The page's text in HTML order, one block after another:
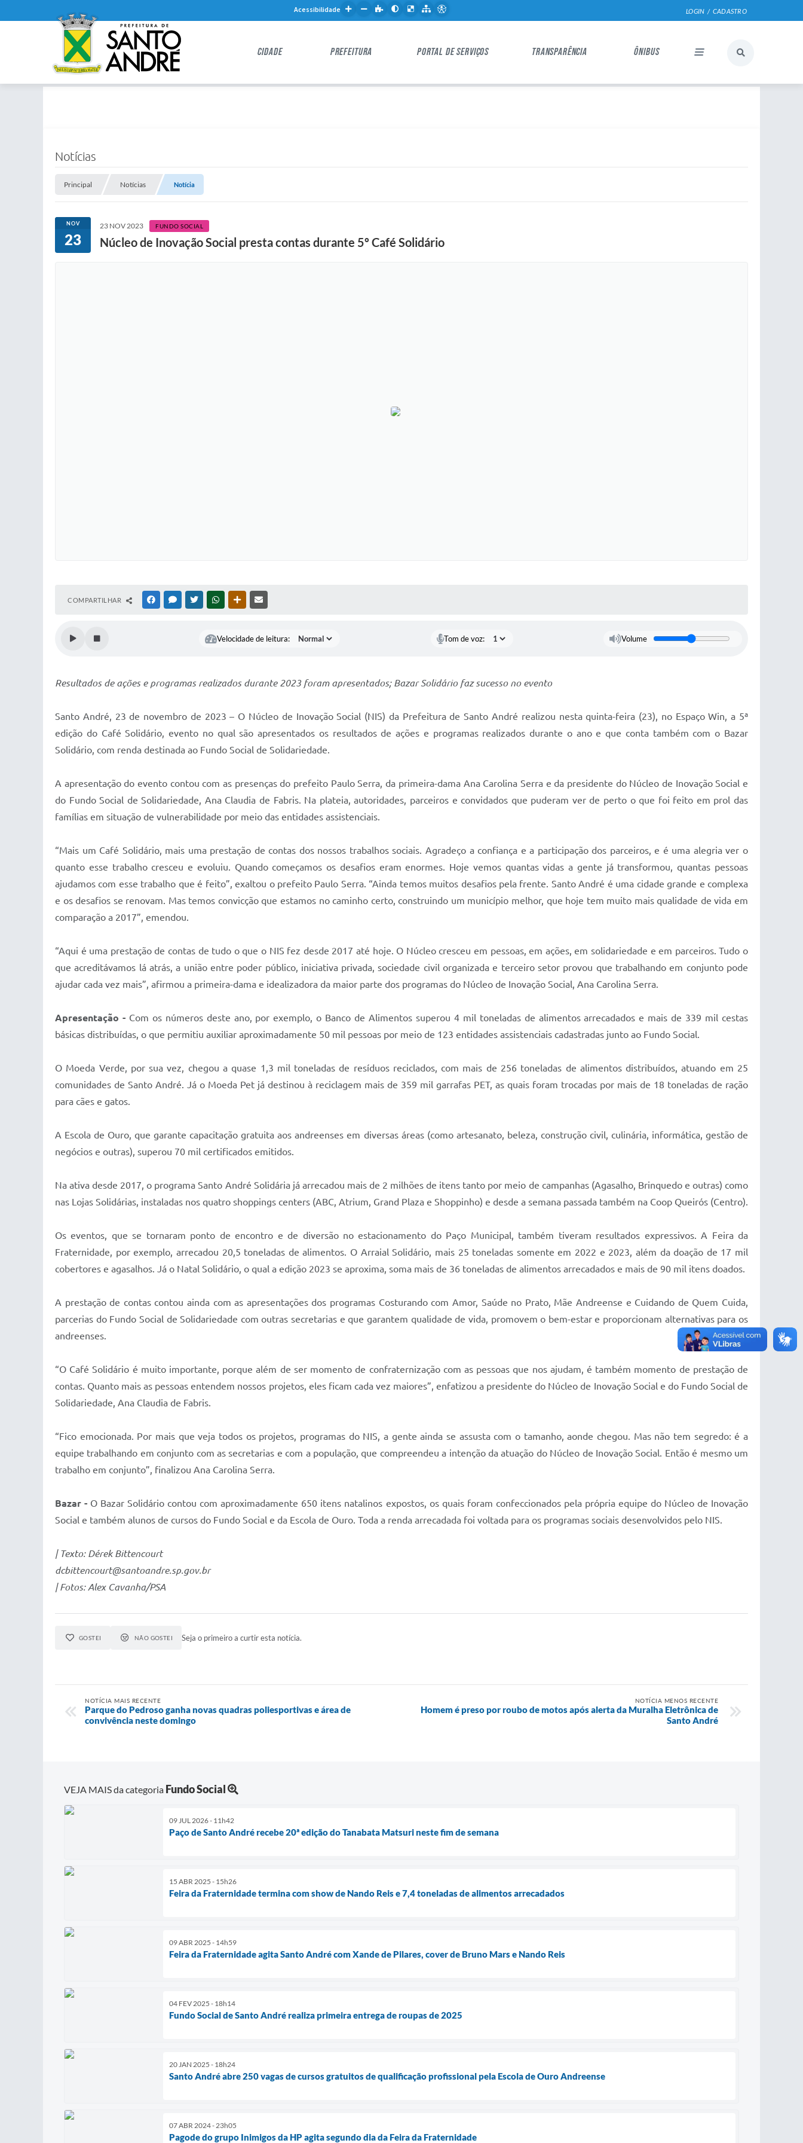
LOGIN / CADASTRO
Acessibilidade
CIDADE PREFEITURA PORTAL DE SERVIÇOS TRANSPARÊNCIA ÔNIBUS
Notícias
Principal Notícias Notícia
NOV
23
23 NOV 2023 FUNDO SOCIAL
Núcleo de Inovação Social presta contas durante 5º Café Solidário
COMPARTILHAR FACEBOOKMESSENGER
TWITTERWHATSAPPOUTRAS MÍDIAS
Velocidade de leitura: Tom de voz: Volume
Resultados de ações e programas realizados durante 2023 foram apresentados; Bazar Solidário faz sucesso no evento
Santo André, 23 de novembro de 2023 – O Núcleo de Inovação Social (NIS) da Prefeitura de Santo André realizou nesta quinta-feira (23), no Espaço Win, a 5ª
edição do Café Solidário, evento no qual são apresentados os resultados de ações e programas realizados durante o ano e que conta também com o Bazar
Solidário, com renda destinada ao Fundo Social de Solidariedade.
A apresentação do evento contou com as presenças do prefeito Paulo Serra, da primeira-dama Ana Carolina Serra e da presidente do Núcleo de Inovação Social e
do Fundo Social de Solidariedade, Ana Claudia de Fabris. Na plateia, autoridades, parceiros e convidados que puderam ver de perto o que foi feito em prol das
famílias em situação de vulnerabilidade por meio das entidades assistenciais.
“Mais um Café Solidário, mais uma prestação de contas dos nossos trabalhos sociais. Agradeço a confiança e a participação dos parceiros, e é uma alegria ver o
quanto esse trabalho cresceu e evoluiu. Quando começamos os desafios eram enormes. Hoje vemos quantas vidas a gente já transformou, quantas pessoas
ajudamos com esse trabalho que é feito”, exaltou o prefeito Paulo Serra. “Ainda temos muitos desafios pela frente. Santo André é uma cidade grande e complexa
e os desafios se renovam. Mas temos convicção que estamos no caminho certo, construindo um município melhor, que hoje tem muito mais qualidade de vida em
comparação a 2017”, emendou.
“Aqui é uma prestação de contas de tudo o que o NIS fez desde 2017 até hoje. O Núcleo cresceu em pessoas, em ações, em solidariedade e em parceiros. Tudo o
que acreditávamos lá atrás, a união entre poder público, iniciativa privada, sociedade civil organizada e terceiro setor provou que trabalhando em conjunto pode
ajudar cada vez mais”, afirmou a primeira-dama e idealizadora da maior parte dos programas do Núcleo de Inovação Social, Ana Carolina Serra.
Apresentação - Com os números deste ano, por exemplo, o Banco de Alimentos superou 4 mil toneladas de alimentos arrecadados e mais de 339 mil cestas
básicas distribuídas, o que permitiu auxiliar aproximadamente 50 mil pessoas por meio de 123 entidades assistenciais cadastradas junto ao Fundo Social.
O Moeda Verde, por sua vez, chegou a quase 1,3 mil toneladas de resíduos reciclados, com mais de 256 toneladas de alimentos distribuídos, atuando em 25
comunidades de Santo André. Já o Moeda Pet já destinou à reciclagem mais de 359 mil garrafas PET, as quais foram trocadas por mais de 18 toneladas de ração
para cães e gatos.
A Escola de Ouro, que garante capacitação gratuita aos andreenses em diversas áreas (como artesanato, beleza, construção civil, culinária, informática, gestão de
negócios e outras), superou 70 mil certificados emitidos.
Na ativa desde 2017, o programa Santo André Solidária já arrecadou mais de 2 milhões de itens tanto por meio de campanhas (Agasalho, Brinquedo e outras) como
nas Lojas Solidárias, instaladas nos quatro shoppings centers (ABC, Atrium, Grand Plaza e Shoppinho) e desde a semana passada também na Coop Queirós (Centro).
Os eventos, que se tornaram ponto de encontro e de diversão no estacionamento do Paço Municipal, também tiveram resultados expressivos. A Feira da
Fraternidade, por exemplo, arrecadou 20,5 toneladas de alimentos. O Arraial Solidário, mais 25 toneladas somente em 2022 e 2023, além da doação de 17 mil
cobertores e agasalhos. Já o Natal Solidário, o qual a edição 2023 se aproxima, soma mais de 36 toneladas de alimentos arrecadados e mais de 90 mil itens doados.
A prestação de contas contou ainda com as apresentações dos programas Costurando com Amor, Saúde no Prato, Mãe Andreense e Cuidando de Quem Cuida,
parcerias do Fundo Social de Solidariedade com outras secretarias e que garantem qualidade de vida, promovem o bem-estar e proporcionam alternativas para os
andreenses.
“O Café Solidário é muito importante, porque além de ser momento de confraternização com as pessoas que nos ajudam, é também momento de prestação de
contas. Quanto mais as pessoas entendem nossos projetos, eles ficam cada vez maiores”, enfatizou a presidente do Núcleo de Inovação Social e do Fundo Social de
Solidariedade, Ana Claudia de Fabris.
“Fico emocionada. Por mais que veja todos os projetos, programas do NIS, a gente ainda se assusta com o tamanho, aonde chegou. Mas não tem segredo: é a
equipe trabalhando em conjunto com as secretarias e com a população, que compreendeu a intenção da atuação do Núcleo de Inovação Social. Então é mesmo um
trabalho em conjunto”, finalizou Ana Carolina Serra.
Bazar - O Bazar Solidário contou com aproximadamente 650 itens natalinos expostos, os quais foram confeccionados pela própria equipe do Núcleo de Inovação
Social e também alunos de cursos do Fundo Social e da Escola de Ouro. Toda a renda arrecadada foi voltada para os programas sociais desenvolvidos pelo NIS.
| Texto: Dérek Bittencourt
dcbittencourt@santoandre.sp.gov.br
| Fotos: Alex Cavanha/PSA
GOSTEI NÃO GOSTEI Seja o primeiro a curtir esta notícia.
NOTÍCIA MAIS RECENTE
Parque do Pedroso ganha novas quadras poliesportivas e área de
convivência neste domingo
NOTÍCIA MENOS RECENTE
Homem é preso por roubo de motos após alerta da Muralha Eletrônica de
Santo André
VEJA MAIS da categoria Fundo Social
09 JUL 2026 - 11h42
Paço de Santo André recebe 20ª edição do Tanabata Matsuri neste fim de semana
15 ABR 2025 - 15h26
Feira da Fraternidade termina com show de Nando Reis e 7,4 toneladas de alimentos arrecadados
09 ABR 2025 - 14h59
Feira da Fraternidade agita Santo André com Xande de Pilares, cover de Bruno Mars e Nando Reis
04 FEV 2025 - 18h14
Fundo Social de Santo André realiza primeira entrega de roupas de 2025
20 JAN 2025 - 18h24
Santo André abre 250 vagas de cursos gratuitos de qualificação profissional pela Escola de Ouro Andreense
07 ABR 2024 - 23h05
Pagode do grupo Inimigos da HP agita segundo dia da Feira da Fraternidade